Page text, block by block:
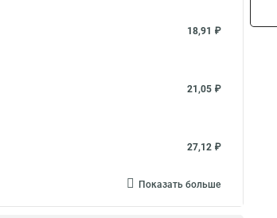
18,91 ₽
21,05 ₽
27,12 ₽
Показать больше